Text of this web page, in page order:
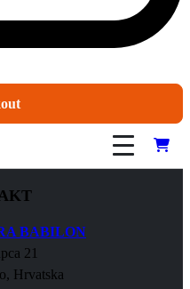
BABILON
21
Hrvatska